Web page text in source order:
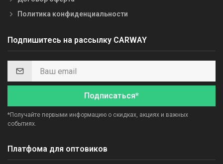
Политика конфиденциальности
Подпишитесь на рассылку CARWAY
Подписаться*
*Получайте первыми информацию о скидках, акциях и важных
событиях.
Платфома для оптовиков